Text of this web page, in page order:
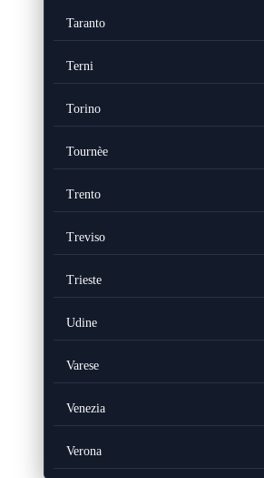
Taranto
Terni
Torino
Tournèe
Trento
Treviso
Trieste
Udine
Varese
Venezia
Verona